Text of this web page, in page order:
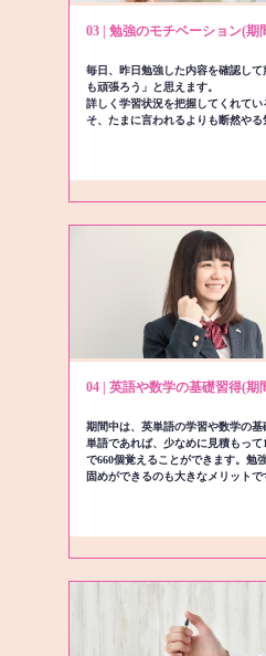
03 | 勉強のモチベーション(期
毎日、昨日勉強した内容を確認し
も頑張ろう」と思えます。
詳しく学習状況を把握してくれて
そ、たまに言われるよりも断然やる
04 | 英語や数学の基礎習得(期
期間中は、英単語の学習や数学の
単語であれば、少なめに見積もって
で660個覚えることができます。勉
固めができるのも大きなメリットで